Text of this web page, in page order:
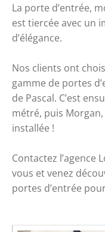
La porte d’entrée,
est tiercée avec un
d’élégance.
Nos clients ont
gamme de portes
de Pascal. C’est
métré, puis
installée !
Contactez l’agence
vous et venez
portes d’entrée